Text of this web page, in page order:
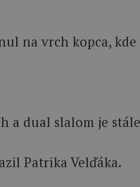
na vrch kopca,
dual slalom je
Patrika Velďáka.